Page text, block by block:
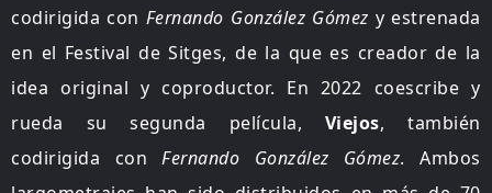
codirigida con Fernando González Gómez y estrenada
en el Festival de Sitges, de la que es creador de la
idea original y coproductor. En 2022 coescribe y
rueda su segunda película, Viejos, también
codirigida conFernando González Gómez. Ambos